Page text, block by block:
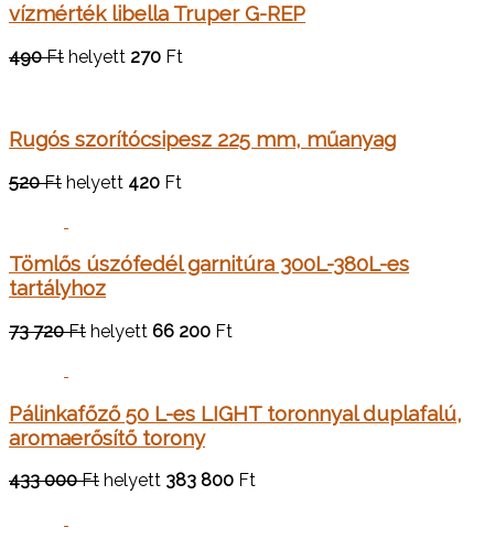
vízmérték libella Truper G-REP
490 Ft helyett 270 Ft
Rugós szorítócsipesz 225 mm, műanyag
520 Ft helyett 420 Ft
Tömlős úszófedél garnitúra 300L-380L-es
tartályhoz
73 720 Ft helyett 66 200 Ft
Pálinkafőző 50 L-es LIGHT toronnyal duplafalú,
aromaerősítő torony
433 000 Ft helyett 383 800 Ft